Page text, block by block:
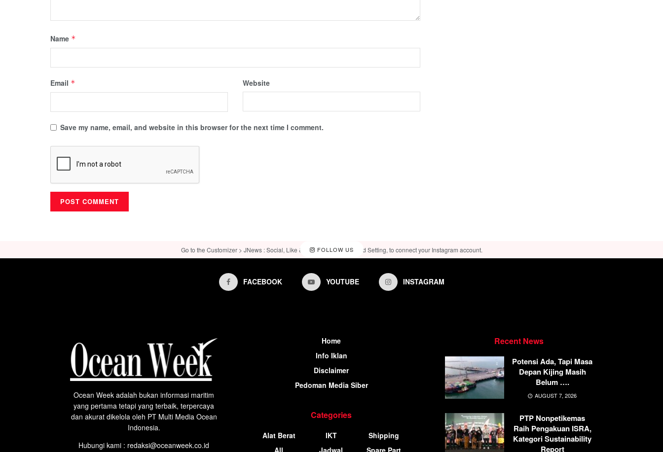
Name *
Email * Website
Save my name, email, and website in this browser for the next time I comment.
FOLLOW US
Go to the Customizer > JNews : Social, Like & View > Instagram Feed Setting, to connect your Instagram account.
FACEBOOK YOUTUBE INSTAGRAM
Ocean Week adalah bukan informasi maritim
yang pertama tetapi yang terbaik, terpercaya
dan akurat dikelola oleh PT Multi Media Ocean
Indonesia.
Hubungi kami : redaksi@oceanweek.co.id
Home
Info Iklan
Disclaimer
Pedoman Media Siber
Categories
Alat Berat
All
IKT
Jadwal
Shipping
Spare Part
Recent News
Potensi Ada, Tapi Masa
Depan Kijing Masih
Belum ….
AUGUST 7, 2026
PTP Nonpetikemas
Raih Pengakuan ISRA,
Kategori Sustainability
Report